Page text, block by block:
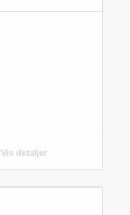
Vis detaljer